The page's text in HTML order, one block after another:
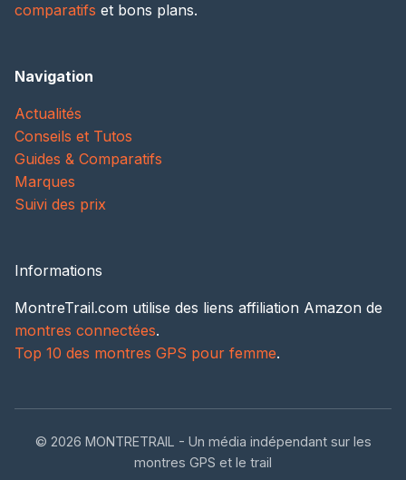
comparatifs et bons plans.
Navigation
Actualités
Conseils et Tutos
Guides & Comparatifs
Marques
Suivi des prix
Informations
MontreTrail.com utilise des liens affiliation Amazon de
montres connectées.
Top 10 des montres GPS pour femme.
© 2026 MONTRETRAIL - Un média indépendant sur les
montres GPS et le trail